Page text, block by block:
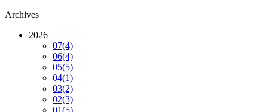
Archives
2026
07(4)
06(4)
05(5)
04(1)
03(2)
02(3)
01(5)